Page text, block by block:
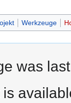
Werkzeuge
was
is